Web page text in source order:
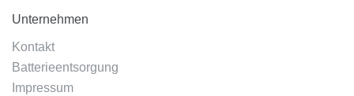
Unternehmen
Kontakt
Batterieentsorgung
Impressum